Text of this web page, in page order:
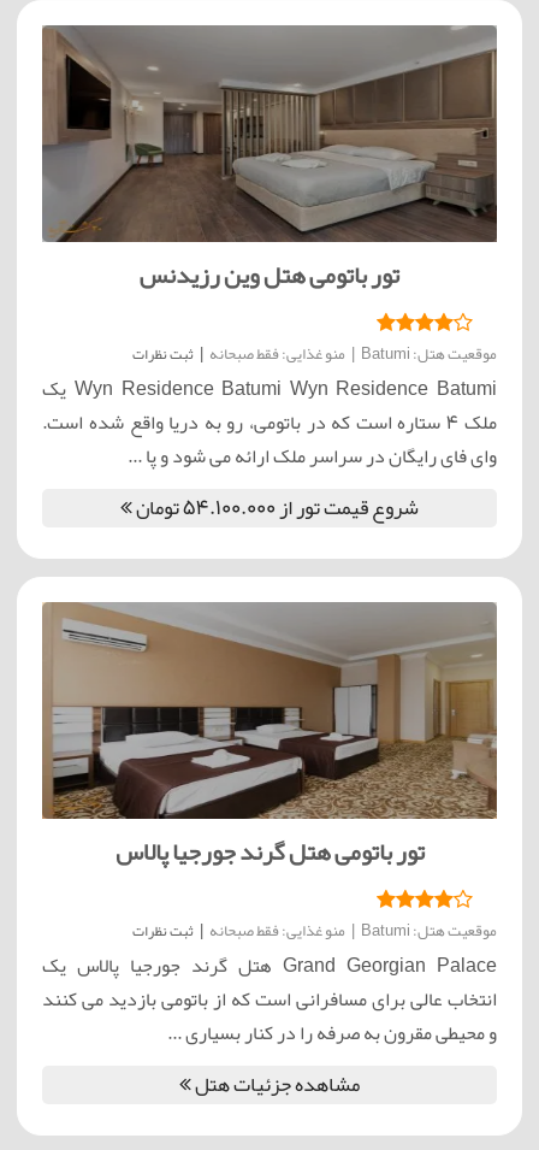
تور باتومی هتل وین رزیدنس
موقعیت هتل: Batumi | منو غذایی: فقط صبحانه | ثبت نظرات
Wyn Residence Batumi Wyn Residence Batumi یک
ملک 4 ستاره است که در باتومی، رو به دریا واقع شده است.
وای فای رایگان در سراسر ملک ارائه می شود و پا ...
شروع قیمت تور از 54.100.000 تومان
تور باتومی هتل گرند جورجیا پالاس
موقعیت هتل: Batumi | منو غذایی: فقط صبحانه | ثبت نظرات
Grand Georgian Palace هتل گرند جورجیا پالاس یک
انتخاب عالی برای مسافرانی است که از باتومی بازدید می کنند
و محیطی مقرون به صرفه را در کنار بسیاری ...
مشاهده جزئیات هتل